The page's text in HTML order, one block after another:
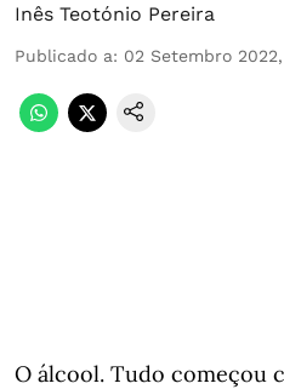
Inês Teotónio Pereira
Publicado a: 02 Setembro 2022,
O álcool. Tudo começou